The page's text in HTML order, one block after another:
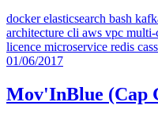
docker elasticsearch bash
architecture cli aws vpc multi-
licence microservice redis
01/06/2017
Mov'InBlue (Cap